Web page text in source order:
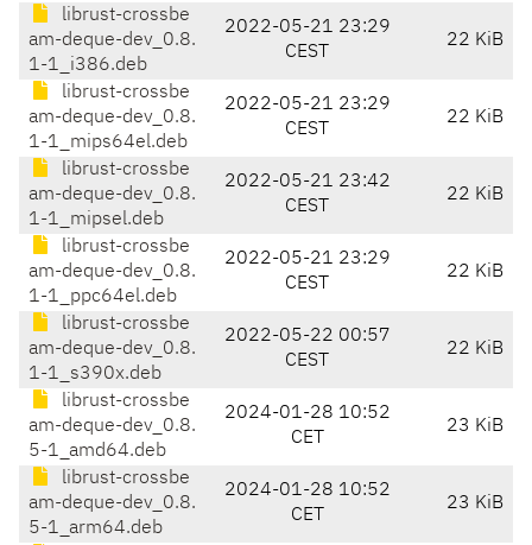
librust-crossbe
am-deque-dev_0.8.
1-1_i386.deb
2022-05-21 23:29
CEST
22 KiB
librust-crossbe
am-deque-dev_0.8.
1-1_mips64el.deb
2022-05-21 23:29
CEST
22 KiB
librust-crossbe
am-deque-dev_0.8.
1-1_mipsel.deb
2022-05-21 23:42
CEST
22 KiB
librust-crossbe
am-deque-dev_0.8.
1-1_ppc64el.deb
2022-05-21 23:29
CEST
22 KiB
librust-crossbe
am-deque-dev_0.8.
1-1_s390x.deb
2022-05-22 00:57
CEST
22 KiB
librust-crossbe
am-deque-dev_0.8.
5-1_amd64.deb
2024-01-28 10:52
CET
23 KiB
librust-crossbe
am-deque-dev_0.8.
5-1_arm64.deb
2024-01-28 10:52
CET
23 KiB